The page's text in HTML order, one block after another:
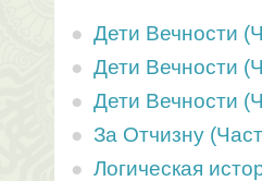
Дети Вечности
Дети Вечности
Дети Вечности
За Отчизну
Логическая